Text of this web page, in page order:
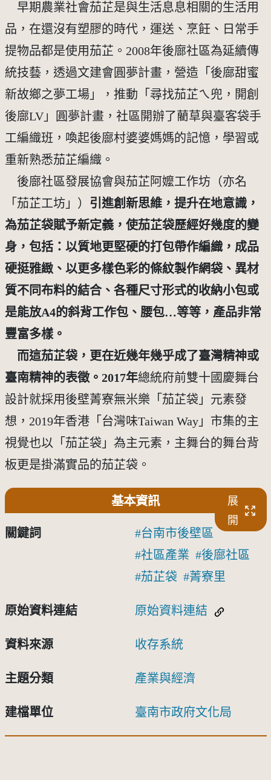
早期農業社會茄芷是與生活息息相關的生活用
品，在還沒有塑膠的時代，運送、烹飪、日常手
提物品都是使用茄芷。2008年後廍社區為延續傳
統技藝，透過文建會圓夢計畫，營造「後廍甜蜜
新故鄉之夢工場」，推動「尋找茄芷ㄟ兜，開創
後廍LV」圓夢計畫，社區開辦了藺草與臺客袋手
工編織班，喚起後廍村婆婆媽媽的記憶，學習或
重新熟悉茄芷編織。
後廍社區發展協會與茄芷阿嬤工作坊（亦名
「茄芷工坊」） 引進創新思維，提升在地意識，
為茄芷袋賦予新定義，使茄芷袋歷經好幾度的變
身，包括：以質地更堅硬的打包帶作編織，成品
硬挺雅緻、以更多樣色彩的條紋製作網袋、異材
質不同布料的結合、各種尺寸形式的收納小包或
是能放A4的斜背工作包、腰包…等等，產品非常
豐富多樣。
而這茄芷袋，更在近幾年幾乎成了臺灣精神或
臺南精神的表徵。 2017年總統府前雙十國慶舞台
設計就採用後壁菁寮無米樂「茄芷袋」元素發
想，2019年香港「台灣味Taiwan Way」市集的主
視覺也以「茄芷袋」為主元素，主舞台的舞台背
板更是掛滿實品的茄芷袋。
基本資訊
展
開
關鍵詞
台南市後壁區
社區產業
後廍社區
茄芷袋
菁寮里
原始資料連結 原始資料連結
資料來源 收存系統
主題分類 產業與經濟
建檔單位 臺南市政府文化局